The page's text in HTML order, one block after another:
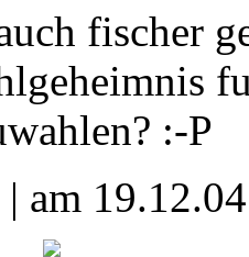
fischer
:-P
| am